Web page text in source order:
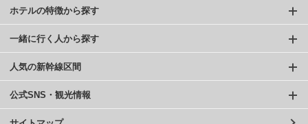
ホテルの特徴から探す
一緒に行く人から探す
人気の新幹線区間
公式SNS・観光情報